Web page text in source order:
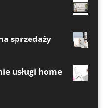
sprzedaży
usługi home